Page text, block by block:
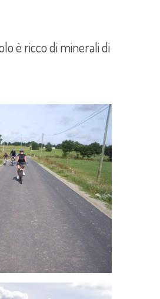
è ricco di minerali di